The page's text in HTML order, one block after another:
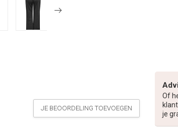
JE BEOORDELING TOEVOEGEN
Of
je